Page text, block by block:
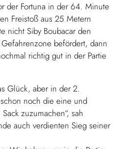
der Fortuna in der 64. Minute
Freistoß aus 25 Metern
nicht Siby Boubacar den
befördert, dann
richtig gut in der Partie
Glück, aber in der 2.
noch die eine und
zuzumachen“, sah
auch verdienten Sieg seiner